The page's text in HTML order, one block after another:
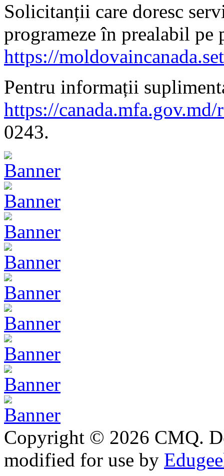
Solicitanții care doresc
programeze în prealabil pe
https://
Pentru informații
https://canada.mfa.gov.md/
0243.
Copyright © 2026 CMQ.
modified for use by